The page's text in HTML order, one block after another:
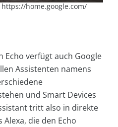
https://home.google.com/
Echo verfügt auch Google
Assistenten namens
und Smart Devices
tritt also in direkte
die den Echo